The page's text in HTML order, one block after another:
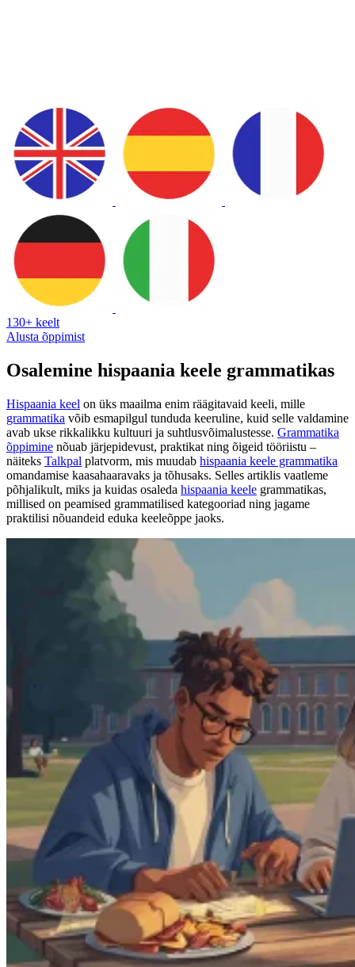
130+ keelt
Alusta õppimist
Osalemine hispaania keele grammatikas
Hispaania keel on üks maailma enim räägitavaid keeli, mille
grammatika võib esmapilgul tunduda keeruline, kuid selle valdamine
avab ukse rikkalikku kultuuri ja suhtlusvõimalustesse. Grammatika
õppimine nõuab järjepidevust, praktikat ning õigeid tööriistu –
näiteks Talkpal platvorm, mis muudab hispaania keele grammatika
omandamise kaasahaaravaks ja tõhusaks. Selles artiklis vaatleme
põhjalikult, miks ja kuidas osaleda hispaania keele grammatikas,
millised on peamised grammatilised kategooriad ning jagame
praktilisi nõuandeid eduka keeleõppe jaoks.